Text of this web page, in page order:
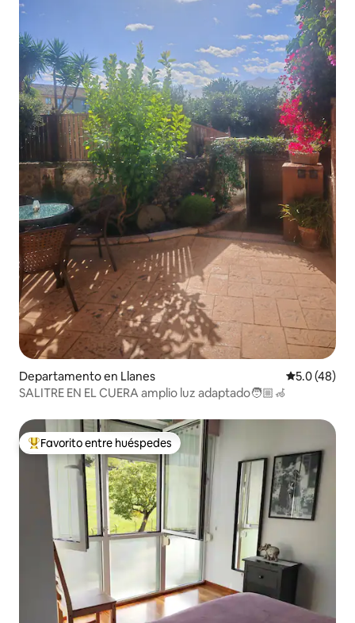
Departamento en Llanes Calificación
5.0 (48)
SALITRE EN EL CUERA amplio luz adaptado🧑🏼‍🦽
De los mejores en Favorito entre huéspedes
Favorito entre huéspedes